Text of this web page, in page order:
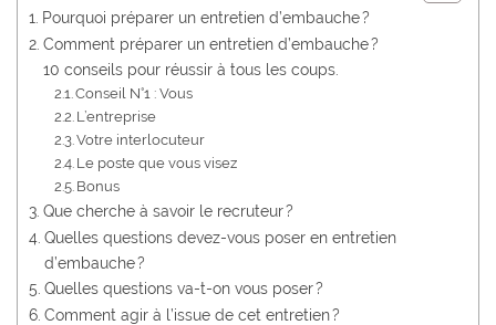
Pourquoi préparer un entretien d’embauche ?
Comment préparer un entretien d’embauche ?
10 conseils pour réussir à tous les coups.
Conseil N°1 : Vous
L’entreprise
Votre interlocuteur
Le poste que vous visez
Bonus
Que cherche à savoir le recruteur ?
Quelles questions devez-vous poser en entretien
d’embauche ?
Quelles questions va-t-on vous poser ?
Comment agir à l’issue de cet entretien ?